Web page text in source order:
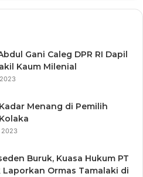
Gani Caleg DPR RI Dapil
Kaum Milenial
Menang di Pemilih
2023
Buruk, Kuasa Hukum PT
Laporkan Ormas Tamalaki di